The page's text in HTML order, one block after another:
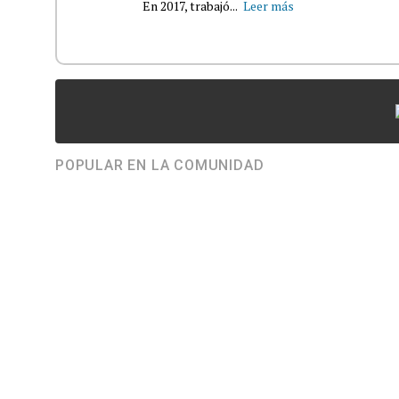
En 2017, trabajó... Leer más
POPULAR EN LA COMUNIDAD